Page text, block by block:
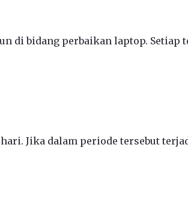
di bidang perbaikan laptop.
Jika dalam periode tersebut